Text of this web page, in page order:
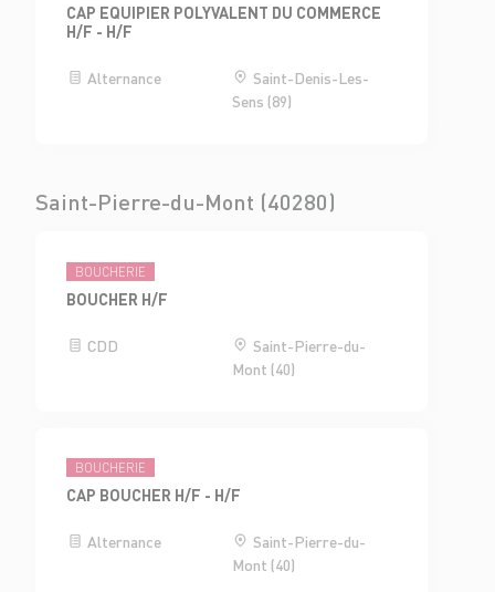
CAP EQUIPIER POLYVALENT DU COMMERCE
H/F - H/F
Alternance
Saint-Denis-Les-
Sens (89)
Saint-Pierre-du-Mont (40280)
BOUCHERIE
BOUCHER H/F
CDD
Saint-Pierre-du-
Mont (40)
BOUCHERIE
CAP BOUCHER H/F - H/F
Alternance
Saint-Pierre-du-
Mont (40)